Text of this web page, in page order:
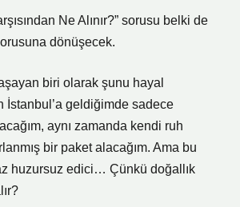
Ne Alınır?” sorusu belki de
dönüşecek.
biri olarak şunu hayal
İstanbul’a geldiğimde sadece
aynı zamanda kendi ruh
bir paket alacağım. Ama bu
huzursuz edici… Çünkü doğallık